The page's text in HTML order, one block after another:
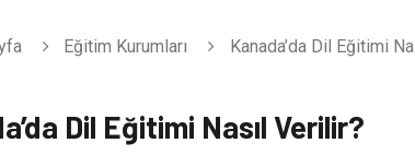
Eğitim Kurumları Kanada’da Dil Eğitimi
Dil Eğitimi Nasıl Verilir?